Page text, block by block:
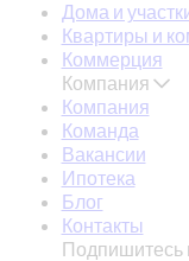
Дома и
Квартиры и
Коммерция
Компания
Компания
Команда
Вакансии
Ипотека
Блог
Контакты
Подпишитесь